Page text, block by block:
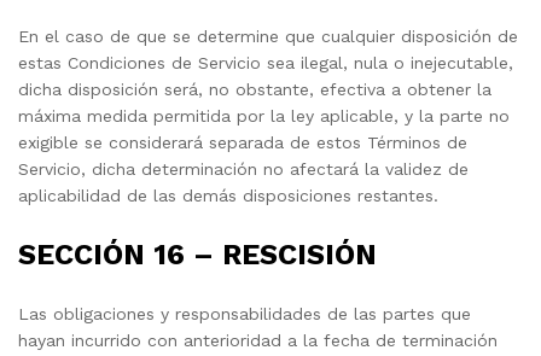
En el caso de que se determine que cualquier disposición de
estas Condiciones de Servicio sea ilegal, nula o inejecutable,
dicha disposición será, no obstante, efectiva a obtener la
máxima medida permitida por la ley aplicable, y la parte no
exigible se considerará separada de estos Términos de
Servicio, dicha determinación no afectará la validez de
aplicabilidad de las demás disposiciones restantes.
SECCIÓN 16 – RESCISIÓN
Las obligaciones y responsabilidades de las partes que
hayan incurrido con anterioridad a la fecha de terminación